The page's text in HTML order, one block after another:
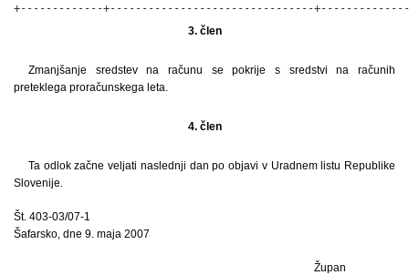
+-------------+--------------------------------
3. člen
Zmanjšanje sredstev na računu se pokrije s sredstvi na računih
preteklega proračunskega leta.
4. člen
Ta odlok začne veljati naslednji dan po objavi v Uradnem listu Republike
Slovenije.
Št. 403-03/07-1
Šafarsko, dne 9. maja 2007
Župan